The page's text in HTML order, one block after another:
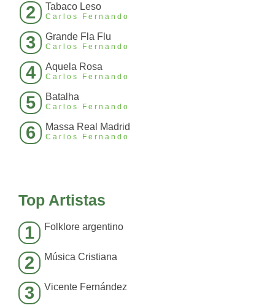
2 Tabaco Leso
Carlos Fernando
3 Grande Fla Flu
Carlos Fernando
4 Aquela Rosa
Carlos Fernando
5 Batalha
Carlos Fernando
6 Massa Real Madrid
Carlos Fernando
Top Artistas
1 Folklore argentino
2 Música Cristiana
3 Vicente Fernández